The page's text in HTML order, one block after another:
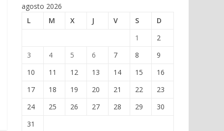
agosto 2026
L
M X J V S
D
1
2
3
4 5 6 7 8
9
10
11 12 13 14 15
16
17
18 19 20 21 22
23
24
25 26 27 28 29
30
31